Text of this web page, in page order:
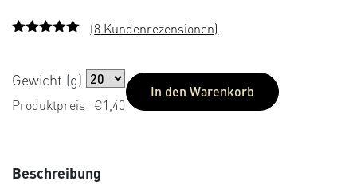
basierend
Kundenbew
(8 Kundenrezensionen)
Gewicht (g)
Produktpreis €1,40
In den Warenkorb
Beschreibung